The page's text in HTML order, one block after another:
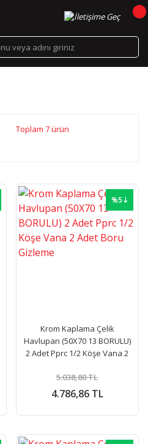
Toplam 7 ürün
%5⇣
Krom Kaplama Çelik
Havlupan (50X70 13 BORULU)
2 Adet Pprc 1/2 Köşe Vana 2
4.786,86 TL
5.038,80 TL